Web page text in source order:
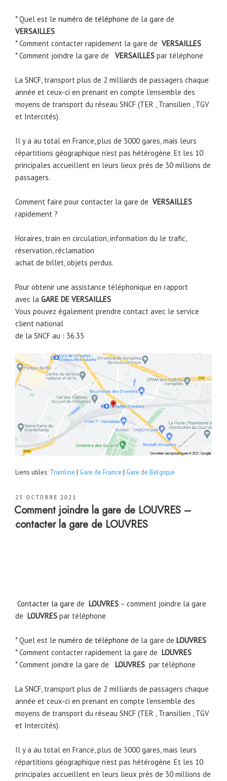
* Quel est le numéro de téléphone de la gare de
VERSAILLES
* Comment contacter rapidement la gare de VERSAILLES
* Comment joindre la gare de
VERSAILLES par téléphone
La SNCF , transport plus de 2 milliards de passagers chaque
année et ceux-ci en prenant en compte l’ensemble des
moyens de transport du réseau SNCF (TER , Transilien , TGV
et Intercités).
Il y a au total en France, plus de 3000 gares, mais leurs
répartitions géographique n’est pas hétérogène. Et les 10
principales accueillent en leurs lieux prés de 30 millions de
passagers.
Comment faire pour contacter la gare de VERSAILLES
rapidement ?
Horaires, train en circulation, information du le trafic,
réservation, réclamation
achat de billet, objets perdus.
Pour obtenir une assistance téléphonique en rapport
avec la GARE DE VERSAILLES
Vous pouvez également prendre contact avec le service
client national
de la SNCF au : 36.35
Liens utiles: Trainline | Gare de France | Gare de Belgique
PUBLIÉ
LE
25 OCTOBRE 2021
Comment joindre la gare de LOUVRES –
contacter la gare de LOUVRES
Contacter la gare de LOUVRES – comment joindre la gare
de LOUVRES par téléphone
* Quel est le numéro de téléphone de la gare de LOUVRES
* Comment contacter rapidement la gare de LOUVRES
* Comment joindre la gare de
LOUVRES par téléphone
La SNCF , transport plus de 2 milliards de passagers chaque
année et ceux-ci en prenant en compte l’ensemble des
moyens de transport du réseau SNCF (TER , Transilien , TGV
et Intercités).
Il y a au total en France, plus de 3000 gares, mais leurs
répartitions géographique n’est pas hétérogène. Et les 10
principales accueillent en leurs lieux prés de 30 millions de